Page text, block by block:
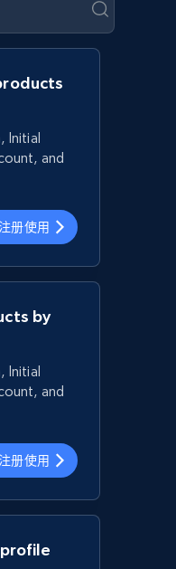
Initial
and
注册使用
by
Initial
and
注册使用